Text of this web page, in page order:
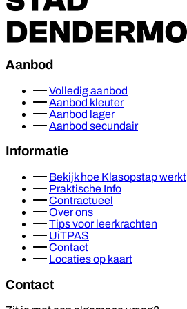
Aanbod
Volledig aanbod
Aanbod kleuter
Aanbod lager
Aanbod secundair
Informatie
Bekijk hoe Klasopstap werkt
Praktische Info
Contractueel
Over ons
Tips voor leerkrachten
UiTPAS
Contact
Locaties op kaart
Contact